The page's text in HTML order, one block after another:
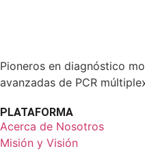
Pioneros en diagnóstico
avanzadas de PCR
PLATAFORMA
Acerca de Nosotros
Misión y Visión